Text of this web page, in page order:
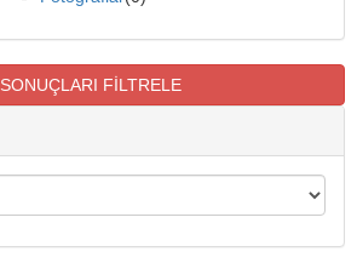
SONUÇLARI FİLTRELE